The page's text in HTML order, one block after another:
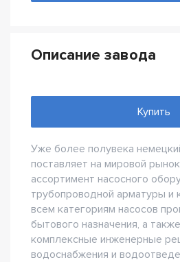
Описание завода
Купить
Уже более полувека
поставляет на мировой
ассортимент насосного
трубопроводной арматуры и
всем категориям насосов
бытового назначения, а
комплексные инженерные
водоснабжения и